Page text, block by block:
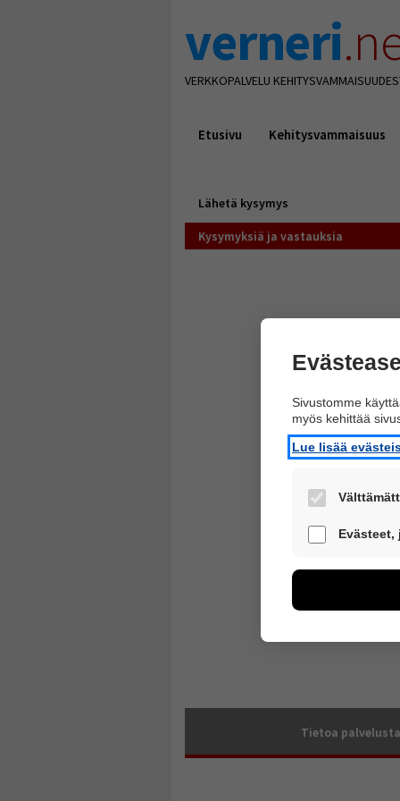
verneri
VERKKOPALVELU
Etusivu Kehitysvammaisuus
Lähetä kysymys
Kysymyksiä ja vastauksia
Tietoa palvelusta
Sivustomme
myös kehittää
Lue lisää
NämäEvästeet,
voimme
esimerkiksi
Voit valita,